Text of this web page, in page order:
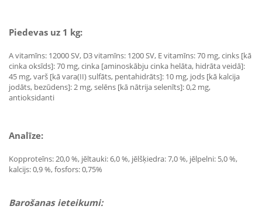
Piedevas uz 1 kg:
A vitamīns: 12000 SV, D3 vitamīns: 1200 SV, E vitamīns: 70 mg, cinks [kā
cinka oksīds]: 70 mg, cinka [aminoskābju cinka helāta, hidrāta veidā]:
45 mg, varš [kā vara(II) sulfāts, pentahidrāts]: 10 mg, jods [kā kalcija
jodāts, bezūdens]: 2 mg, selēns [kā nātrija selenīts]: 0,2 mg,
antioksidanti
Analīze:
Kopproteīns: 20,0 %, jēltauki: 6,0 %, jēlšķiedra: 7,0 %, jēlpelni: 5,0 %,
kalcijs: 0,9 %, fosfors: 0,75%
Barošanas ieteikumi: